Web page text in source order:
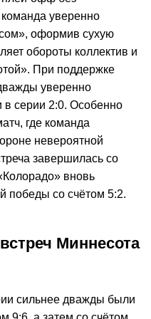
уверенно
оформив сухую
обороты коллектив и
При поддержке
уверенно
в серии 2:0. Особенно
где команда
невероятной
завершилась со
вновь
победы со счётом 5:2.
Миннесота
сильнее дважды были